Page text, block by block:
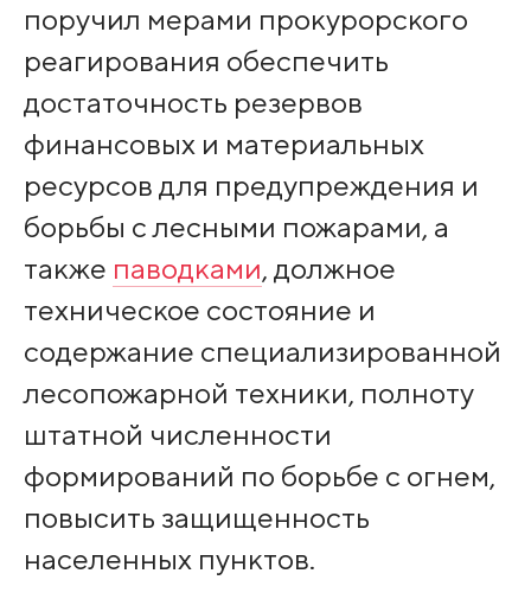
поручил мерами прокурорского
реагирования обеспечить
достаточность резервов
финансовых и материальных
ресурсов для предупреждения и
борьбы с лесными пожарами, а
также паводками, должное
техническое состояние и
содержание специализированной
лесопожарной техники, полноту
штатной численности
формирований по борьбе с огнем,
повысить защищенность
населенных пунктов.